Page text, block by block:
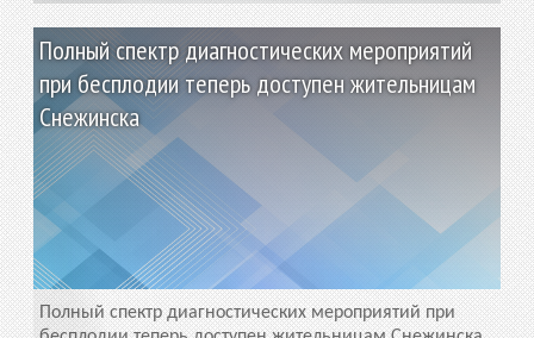
Полный спектр диагностических мероприятий
при бесплодии теперь доступен жительницам
Снежинска
Полный спектр диагностических мероприятий при